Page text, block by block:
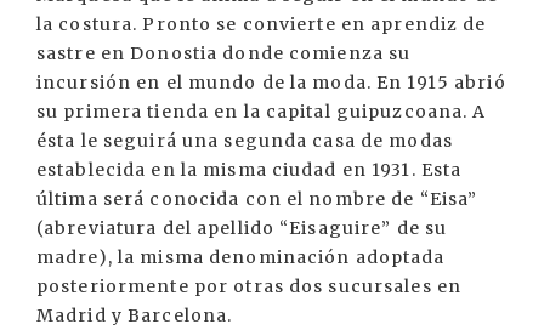
la costura. Pronto se convierte en aprendiz de
sastre en Donostia donde comienza su
incursión en el mundo de la moda. En 1915 abrió
su primera tienda en la capital guipuzcoana. A
ésta le seguirá una segunda casa de modas
establecida en la misma ciudad en 1931. Esta
última será conocida con el nombre de “Eisa”
(abreviatura del apellido “Eisaguire” de su
madre), la misma denominación adoptada
posteriormente por otras dos sucursales en
Madrid y Barcelona.